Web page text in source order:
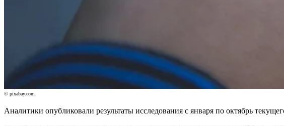
© pixabay.com
Аналитики опубликовали результаты исследования с января по октябрь